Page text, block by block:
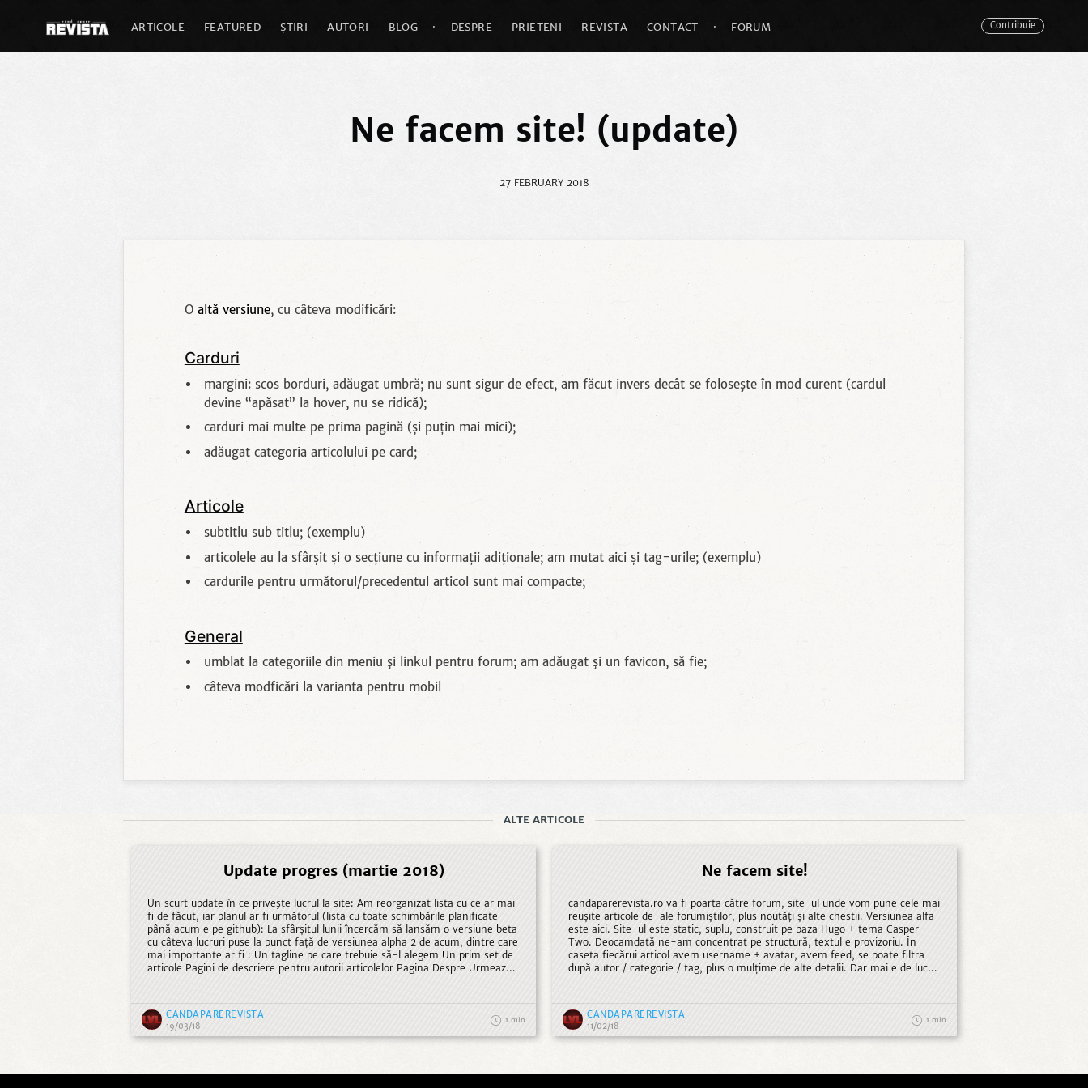
ARTICOLE FEATURED ȘTIRI AUTORI BLOG · DESPRE PRIETENI REVISTA CONTACT · FORUM Contribuie
Ne facem site! (update)
27 FEBRUARY 2018
O altă versiune, cu câteva modificări:
Carduri
margini: scos borduri, adăugat umbră; nu sunt sigur de efect, am făcut invers decât se foloseşte în mod curent (cardul
devine “apăsat” la hover, nu se ridică);
carduri mai multe pe prima pagină (și puțin mai mici);
adăugat categoria articolului pe card;
Articole
subtitlu sub titlu; (exemplu)
articolele au la sfârșit și o secțiune cu informații adiționale; am mutat aici și tag-urile; (exemplu)
cardurile pentru următorul/precedentul articol sunt mai compacte;
General
umblat la categoriile din meniu şi linkul pentru forum; am adăugat şi un favicon, să fie;
câteva modficări la varianta pentru mobil
ALTE ARTICOLE
Update progres (martie 2018)
Un scurt update în ce priveşte lucrul la site: Am reorganizat lista cu ce ar mai
fi de făcut, iar planul ar fi următorul (lista cu toate schimbările planificate
până acum e pe github): La sfârșitul lunii încercăm să lansăm o versiune beta
cu câteva lucruri puse la punct față de versiunea alpha 2 de acum, dintre care
mai importante ar fi : Un tagline pe care trebuie să-l alegem Un prim set de
articole Pagini de descriere pentru autorii articolelor Pagina Despre Urmează
CANDAPAREREVISTA
19/03/18
1
Ne facem site!
candaparerevista.ro va fi poarta către forum, site-ul unde vom pune cele mai
reușite articole de-ale forumiștilor, plus noutăți și alte chestii. Versiunea alfa
este aici. Site-ul este static, suplu, construit pe baza Hugo + tema Casper
Two. Deocamdată ne-am concentrat pe structură, textul e provizoriu. În
caseta fiecărui articol avem username + avatar, avem feed, se poate filtra
după autor / categorie / tag, plus o mulțime de alte detalii. Dar mai e de lucru,
CANDAPAREREVISTA
11/02/18
1